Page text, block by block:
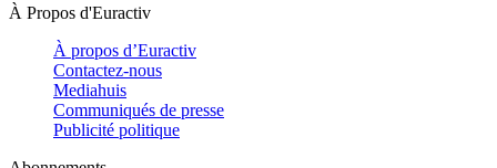
À Propos d'Euractiv
À propos d’Euractiv
Contactez-nous
Mediahuis
Communiqués de presse
Publicité politique